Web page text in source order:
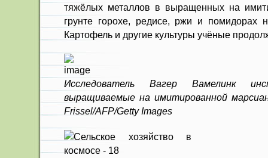
тяжёлых металлов в выращенных на
грунте горохе, редисе, ржи и помидорах
Картофель и другие культуры учёные
Исследователь Вагер Вамелинк
выращиваемые на имитированной
Frissel/AFP/Getty Images